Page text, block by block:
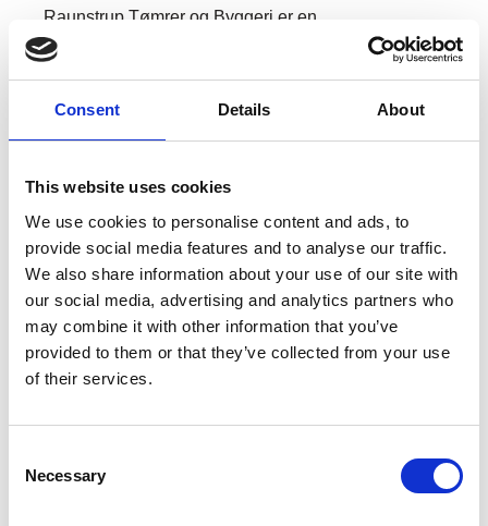
Consent Details About
This website uses cookies
We use cookies to personalise content and ads, to
provide social media features and to analyse our traffic.
We also share information about your use of our site with
our social media, advertising and analytics partners who
may combine it with other information that you’ve
provided to them or that they’ve collected from your use
of their services.
Selection
Necessary
Raunstrup Tømrer og Byggeri er en
landsdækkende (Tømrer og Snedker) virksomhed,
totalentrepriser, og vi er din partner, når der skal
fra grunden. Vi skaber – ud fra kundens præmisser,
økonomiske rammer og behov – et gennemarbejdet
oplæg til gennemførelse af det konkrete projekt.
Oplægget bliver præsenteret overskueligt og
fremlagt, så bygherren har fuldt overblik over de
overordnede aspekter som økonomi, byggestyring
og tidsrammer og med fuld adgang til også at finde
den dybe detailindsigt.
Som en af landets største tømrervirksomheder og
med 7 afdelinger som er strategisk fordelt over hele
Danmark, er vi altid i nærheden af kunden, og vores